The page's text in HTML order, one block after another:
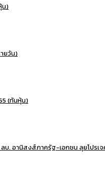
น)
ยวัน)
(ทันหุ้น)
บ. อานิสงส์ภาครัฐ-เอกชน ลุยโปร